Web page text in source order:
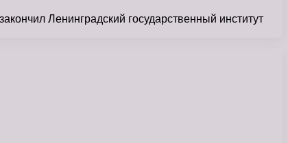
Ленинградский государственный институт